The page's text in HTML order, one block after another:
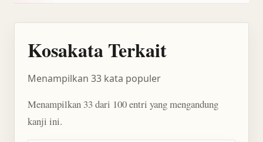
Kosakata Terkait
Menampilkan 33 kata populer
Menampilkan 33 dari 100 entri yang mengandung
kanji ini.